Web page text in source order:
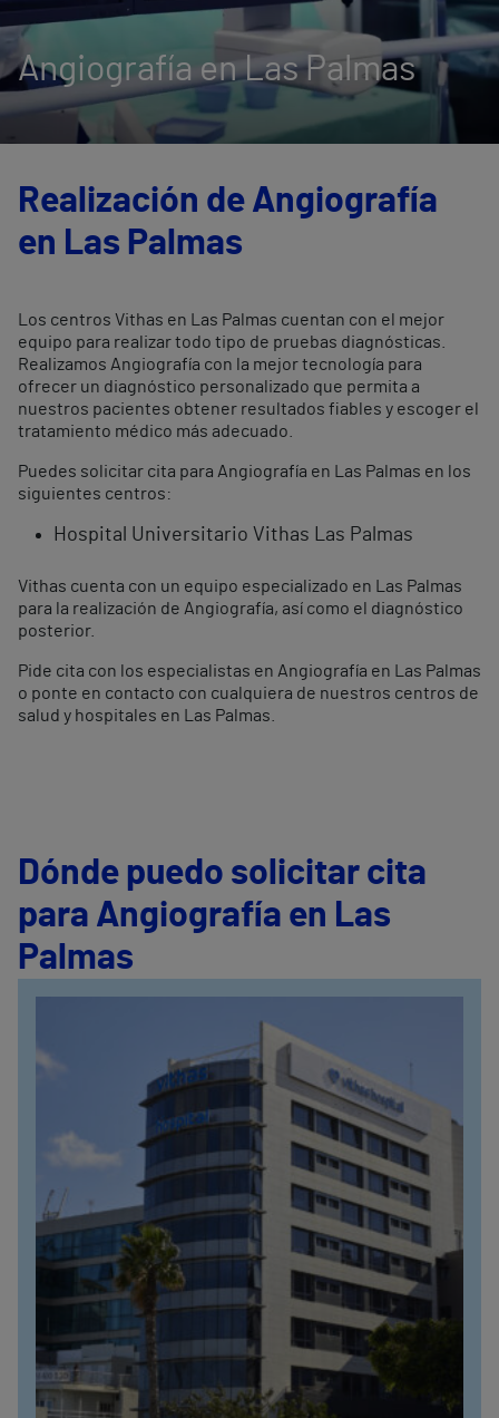
Angiografía en Las Palmas
Realización de Angiografía
en Las Palmas
Los centros Vithas en Las Palmas cuentan con el mejor
equipo para realizar todo tipo de pruebas diagnósticas.
Realizamos Angiografía con la mejor tecnología para
ofrecer un diagnóstico personalizado que permita a
nuestros pacientes obtener resultados fiables y escoger el
tratamiento médico más adecuado.
Puedes solicitar cita para Angiografía en Las Palmas en los
siguientes centros:
Hospital Universitario Vithas Las Palmas
Vithas cuenta con un equipo especializado en Las Palmas
para la realización de Angiografía, así como el diagnóstico
posterior.
Pide cita con los especialistas en Angiografía en Las Palmas
o ponte en contacto con cualquiera de nuestros centros de
salud y hospitales en Las Palmas.
Dónde puedo solicitar cita
para Angiografía en Las
Palmas